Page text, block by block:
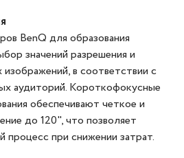
BenQ для образования
значений разрешения и
в соответствии с
аудиторий. Короткофокусные
обеспечивают четкое и
до 120", что позволяет
процесс при снижении затрат.